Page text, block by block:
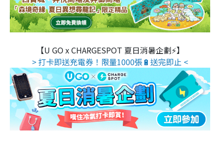
【U GO x CHARGESPOT 夏日消暑企劃⚡】
> 打卡即送充電券！限量1000張🔋送完即止 <